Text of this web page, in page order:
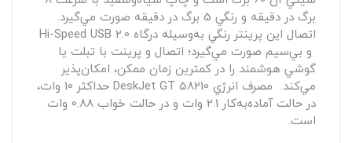
برگ در دقيقه و رنگي 5 برگ در دقيقه صورت مي‌گيرد.
اتصال اين پرينتر رنگي به‌وسيله درگاه Hi-Speed USB 2.0
و بي‌سيم صورت مي‌گيرد؛ اتصال و پرينت با تبلت يا
گوشي هوشمند را در كمترين زمان ممكن، امكان‌پذير
مي‌كند. مصرف انرژي DeskJet GT 58210 حداكثر 10 وات،
در حالت آماده‌به‌كار 2.1 وات و در حالت خواب 0.88 وات
است.